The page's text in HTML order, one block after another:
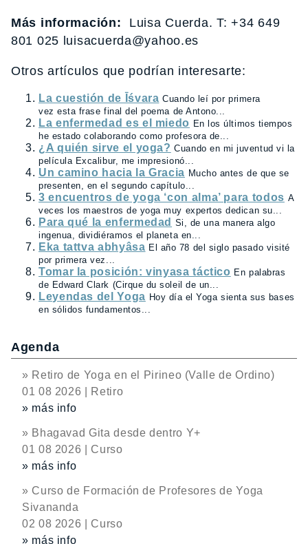
Más información:
Luisa Cuerda. T: +34 649
801 025 luisacuerda@yahoo.es
Otros artículos que podrían interesarte:
La cuestión de Īśvara Cuando leí por primera
vez esta frase final del poema de Antono...
La enfermedad es el miedo En los últimos tiempos
he estado colaborando como profesora de...
¿A quién sirve el yoga? Cuando en mi juventud vi la
película Excalibur, me impresionó...
Un camino hacia la Gracia Mucho antes de que se
presenten, en el segundo capítulo...
3 encuentros de yoga ‘con alma’ para todos A
veces los maestros de yoga muy expertos dedican su...
Para qué la enfermedad Si, de una manera algo
ingenua, dividiéramos el planeta en...
Eka tattva abhyâsa El año 78 del siglo pasado visité
por primera vez...
Tomar la posición: vinyasa táctico En palabras
de Edward Clark (Cirque du soleil de un...
Leyendas del Yoga Hoy día el Yoga sienta sus bases
en sólidos fundamentos...
Agenda
» Retiro de Yoga en el Pirineo (Valle de Ordino)
01 08 2026 | Retiro
» más info
» Bhagavad Gita desde dentro Y+
01 08 2026 | Curso
» más info
» Curso de Formación de Profesores de Yoga
Sivananda
02 08 2026 | Curso
» más info